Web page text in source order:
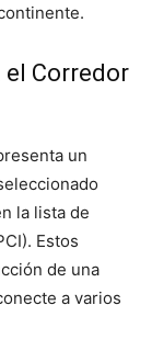
el Corredor
un
la lista de
Estos
de una
a varios